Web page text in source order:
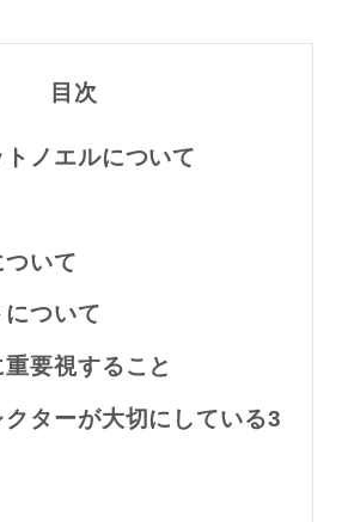
目次
ノエルについて
いて
ついて
要視すること
ターが大切にしている3